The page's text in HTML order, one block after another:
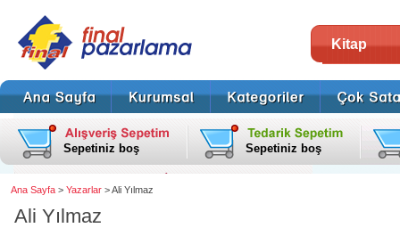
Kitap
Sepetiniz boş Sepetiniz boş
Ana Sayfa > Yazarlar > Ali Yılmaz
Ali Yılmaz